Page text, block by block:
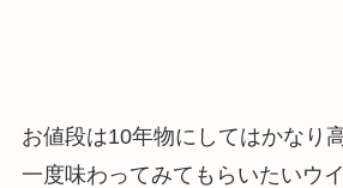
お値段は10年物にしてはかなり
一度味わってみてもらいたいウ